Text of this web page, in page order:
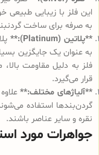
این فلز با زیبایی
به صرفه برای ساخت
**پلاتین (Platinum):**
به عنوان یک جایگزین
فلز به دلیل مقاومت بالا،
قرار می‌گیرد.
**آلیاژهای مختلف:**
گردن‌بندها استفاده
نقره و سایر عناصر باشند.
جواهرات مورد